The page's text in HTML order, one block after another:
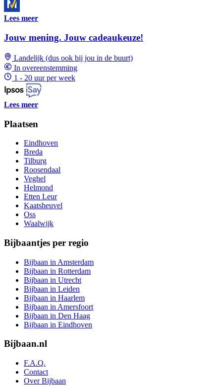
Lees meer
Jouw mening. Jouw cadeaukeuze!
Landelijk (dus ook bij jou in de buurt)
In overeenstemming
1 - 20 uur per week
Lees meer
Plaatsen
Eindhoven
Breda
Tilburg
Roosendaal
Veghel
Helmond
Etten Leur
Kaatsheuvel
Oss
Waalwijk
Bijbaantjes per regio
Bijbaan in Amsterdam
Bijbaan in Rotterdam
Bijbaan in Utrecht
Bijbaan in Leiden
Bijbaan in Haarlem
Bijbaan in Amersfoort
Bijbaan in Den Haag
Bijbaan in Eindhoven
Bijbaan.nl
F.A.Q.
Contact
Over Bijbaan